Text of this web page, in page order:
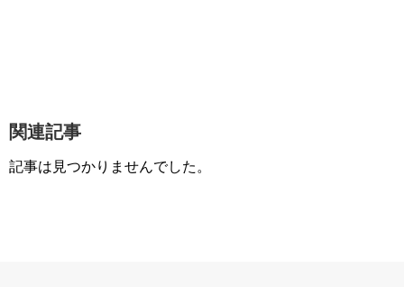
関連記事
記事は見つかりませんでした。